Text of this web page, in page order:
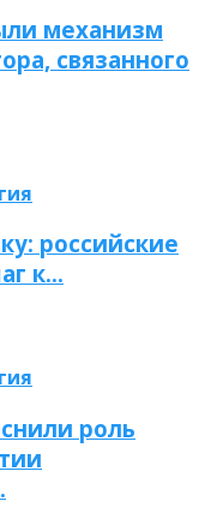
механизм
связанного
российские
к…
роль